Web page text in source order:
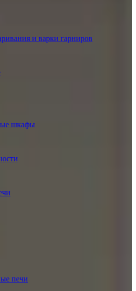
и варки гарниров
шкафы
печи